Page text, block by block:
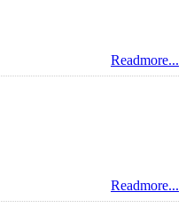
Readmore...
Readmore...